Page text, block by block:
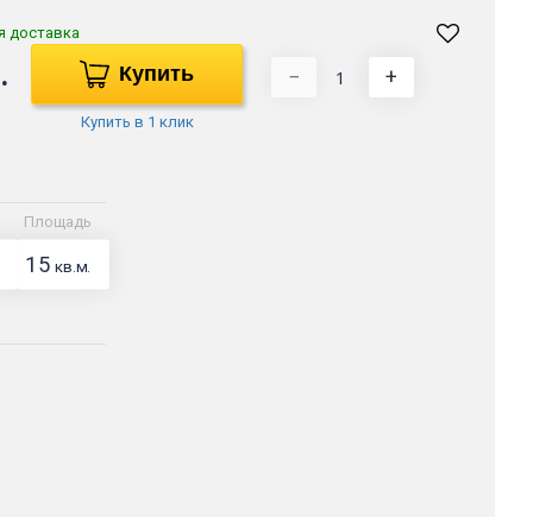
доставка
Купить
Купить в 1 клик
− +
Площадь
15 кв.м.